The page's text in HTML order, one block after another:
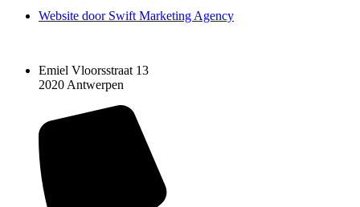
Website door Swift Marketing Agency
Emiel Vloorsstraat 13
2020 Antwerpen